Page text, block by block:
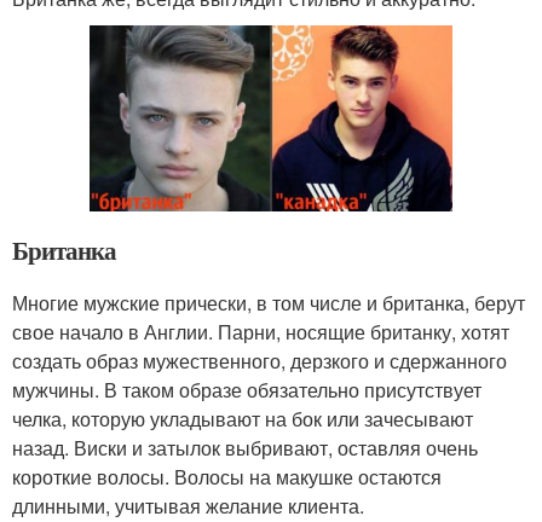
Британка
Многие мужские прически, в том числе и британка, берут
свое начало в Англии. Парни, носящие британку, хотят
создать образ мужественного, дерзкого и сдержанного
мужчины. В таком образе обязательно присутствует
челка, которую укладывают на бок или зачесывают
назад. Виски и затылок выбривают, оставляя очень
короткие волосы. Волосы на макушке остаются
длинными, учитывая желание клиента.